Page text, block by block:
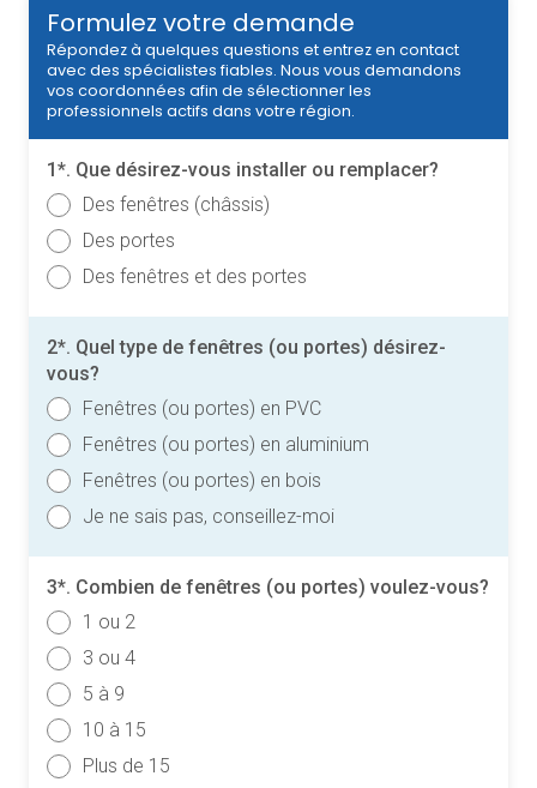
Formulez votre demande
Répondez à quelques questions et entrez en contact
avec des spécialistes fiables. Nous vous demandons
vos coordonnées afin de sélectionner les
professionnels actifs dans votre région.
1*. Que désirez-vous installer ou remplacer?
Des fenêtres (châssis)
Des portes
Des fenêtres et des portes
2*. Quel type de fenêtres (ou portes) désirez-
vous?
Fenêtres (ou portes) en PVC
Fenêtres (ou portes) en aluminium
Fenêtres (ou portes) en bois
Je ne sais pas, conseillez-moi
3*. Combien de fenêtres (ou portes) voulez-vous?
1 ou 2
3 ou 4
5 à 9
10 à 15
Plus de 15